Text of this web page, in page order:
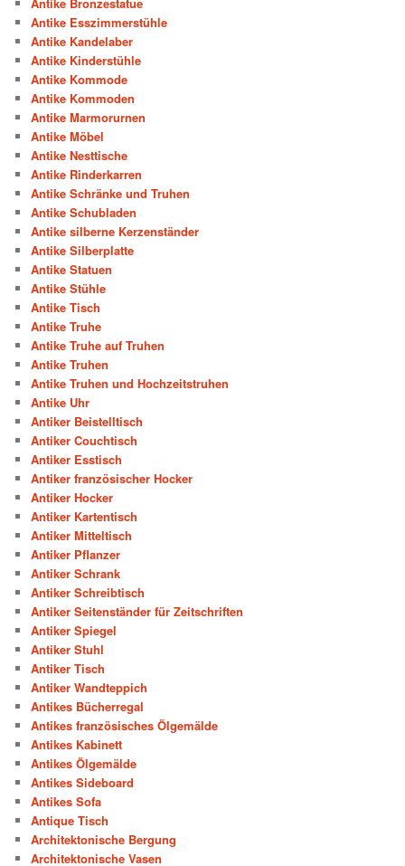
Antike Esszimmerstühle
Antike Kandelaber
Antike Kinderstühle
Antike Kommode
Antike Kommoden
Antike Marmorurnen
Antike Möbel
Antike Nesttische
Antike Rinderkarren
Antike Schränke und Truhen
Antike Schubladen
Antike silberne Kerzenständer
Antike Silberplatte
Antike Statuen
Antike Stühle
Antike Tisch
Antike Truhe
Antike Truhe auf Truhen
Antike Truhen
Antike Truhen und Hochzeitstruhen
Antike Uhr
Antiker Beistelltisch
Antiker Couchtisch
Antiker Esstisch
Antiker französischer Hocker
Antiker Hocker
Antiker Kartentisch
Antiker Mitteltisch
Antiker Pflanzer
Antiker Schrank
Antiker Schreibtisch
Antiker Seitenständer für Zeitschriften
Antiker Spiegel
Antiker Stuhl
Antiker Tisch
Antiker Wandteppich
Antikes Bücherregal
Antikes französisches Ölgemälde
Antikes Kabinett
Antikes Ölgemälde
Antikes Sideboard
Antikes Sofa
Antique Tisch
Architektonische Bergung
Architektonische Vasen